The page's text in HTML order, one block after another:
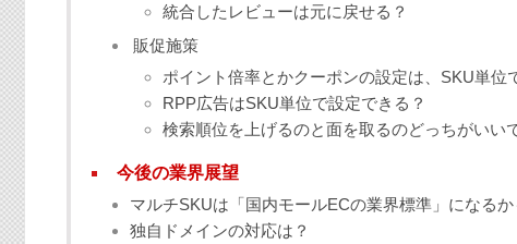
統合したレビューは元に戻せる？
販促施策
ポイント倍率とかクーポンの設定は、SKU単位
RPP広告はSKU単位で設定できる？
検索順位を上げるのと面を取るのどっちがいい
今後の業界展望
マルチSKUは「国内モールECの業界標準」になるか
独自ドメインの対応は？